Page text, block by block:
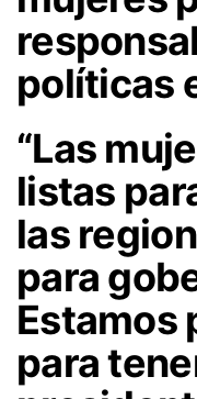
políticas
“Las
listas
las
para
Estamos
para